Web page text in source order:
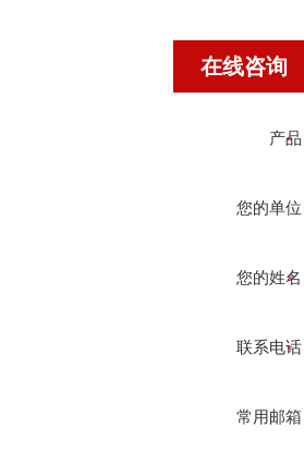
在线咨询
产品
您的单位
您的姓名
联系电话
常用邮箱